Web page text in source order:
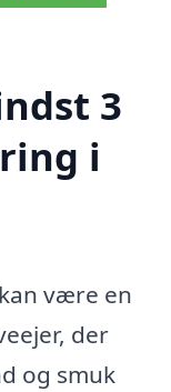
3
i
være en
der
og smuk